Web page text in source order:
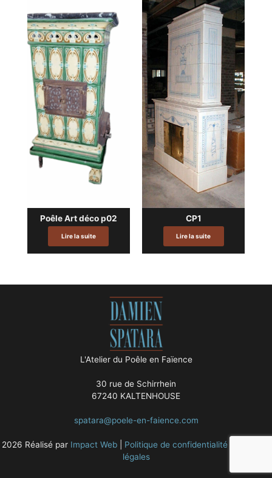
Poêle Art déco p02
Lire la suite
CP1
Lire la suite
L'Atelier du Poêle en Faïence
30 rue de Schirrhein
67240 KALTENHOUSE
spatara@poele-en-faience.com
2026 Réalisé par Impact Web| Politique de confidentialité|
légales